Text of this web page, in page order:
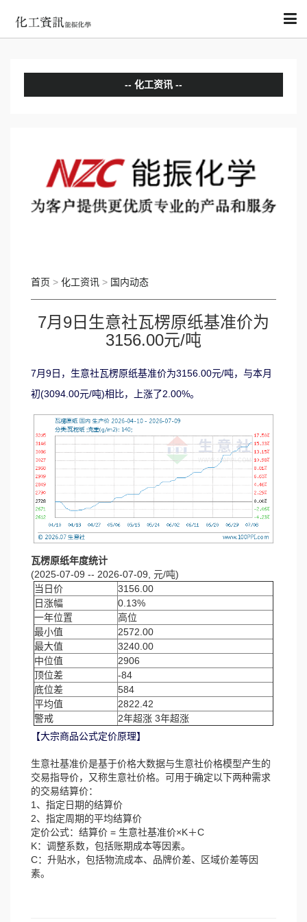
化工资讯
国际动态
首页 > 化工资讯 > 国内动态
7月9日生意社瓦楞原纸基准价为
3156.00元/吨
7月9日，生意社瓦楞原纸基准价为3156.00元/吨，与本月
初(3094.00元/吨)相比，上涨了2.00%。
瓦楞原纸年度统计
(2025-07-09 -- 2026-07-09, 元/吨)
当日价
3156.00
日涨幅
0.13%
一年位置
高位
最小值
2572.00
最大值
3240.00
中位值
2906
顶位差
-84
底位差
584
平均值
2822.42
警戒
2年超涨 3年超涨
【大宗商品公式定价原理】
生意社基准价是基于价格大数据与生意社价格模型产生的
交易指导价，又称生意社价格。可用于确定以下两种需求
的交易结算价：
1、指定日期的结算价
2、指定周期的平均结算价
定价公式：结算价 = 生意社基准价×K＋C
K：调整系数，包括账期成本等因素。
C：升贴水，包括物流成本、品牌价差、区域价差等因
素。